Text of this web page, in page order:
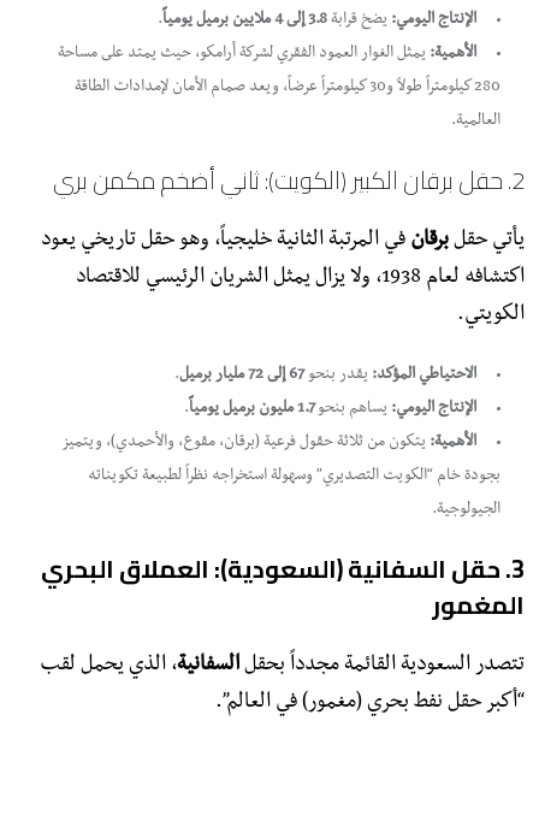
الإنتاج اليومي: يضخ قرابة3.8 إلى 4 ملايين برميل يومياً
.
الأهمية: يمثل الغوار العمود الفقري لشركة أرامكو، حيث يمتد على مساحة
280 كيلومتراً طولاً و30 كيلومتراً عرضاً، ويعد صمام الأمان لإمدادات الطاقة
العالمية.
​2. حقل برقان الكبير (الكويت): ثاني أضخم مكمن بري
​يأتي حقلبرقان في المرتبة الثانية خليجياً، وهو حقل تاريخي يعود
اكتشافه لعام 1938، ولا يزال يمثل الشريان الرئيسي للاقتصاد
الكويتي.
الاحتياطي المؤكد: يقدر بنحو67 إلى 72 مليار برميل
.
الإنتاج اليومي: يساهم بنحو1.7 مليون برميل يومياً
.
الأهمية: يتكون من ثلاثة حقول فرعية (برقان، مقوع، والأحمدي)، ويتميز
بجودة خام “الكويت التصديري” وسهولة استخراجه نظراً لطبيعة تكويناته
الجيولوجية.
​3. حقل السفانية (السعودية): العملاق البحري
المغمور
​تتصدر السعودية القائمة مجدداً بحقلالسفانية، الذي يحمل لقب
“أكبر حقل نفط بحري (مغمور) في العالم”.